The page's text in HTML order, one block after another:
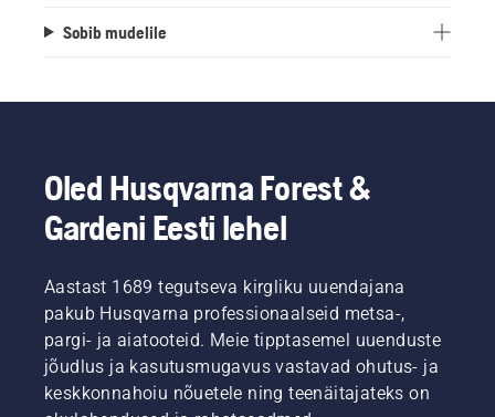
Sobib mudelile
Oled Husqvarna Forest &
Gardeni Eesti lehel
Aastast 1689 tegutseva kirgliku uuendajana
pakub Husqvarna professionaalseid metsa-,
pargi- ja aiatooteid. Meie tipptasemel uuenduste
jõudlus ja kasutusmugavus vastavad ohutus- ja
keskkonnahoiu nõuetele ning teenäitajateks on